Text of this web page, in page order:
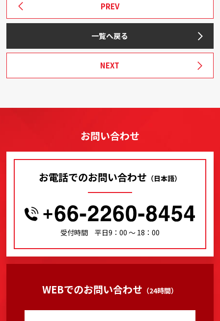
PREV
一覧へ戻る
NEXT
お問い合わせ
お電話でのお問い合わせ （日本語）
受付時間 平日9：00 〜 18：00
WEBでのお問い合わせ （24時間）